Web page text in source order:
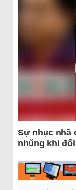
Sự nhục nhã
nhũng khi